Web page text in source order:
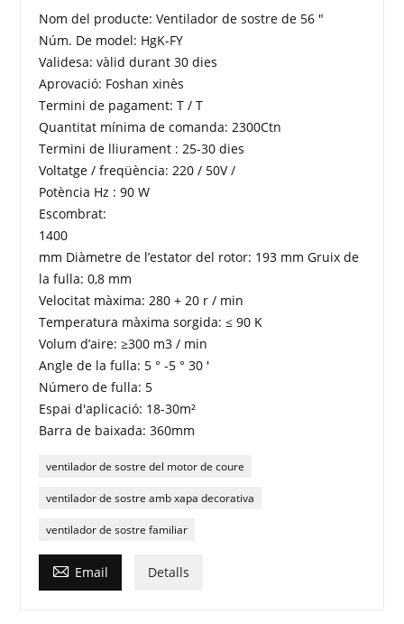
Nom del producte: Ventilador de sostre de 56 "
Núm. De model: HgK-FY
Validesa: vàlid durant 30 dies
Aprovació: Foshan xinès
Termini de pagament: T / T
Quantitat mínima de comanda: 2300Ctn
Termini de lliurament : 25-30 dies
Voltatge / freqüència: 220 / 50V /
Potència Hz : 90 W
Escombrat:
1400
mm Diàmetre de l’estator del rotor: 193 mm Gruix de
la fulla: 0,8 mm
Velocitat màxima: 280 + 20 r / min
Temperatura màxima sorgida: ≤ 90 K
Volum d’aire: ≥300 m3 / min
Angle de la fulla: 5 ° -5 ° 30 '
Número de fulla: 5
Espai d'aplicació: 18-30m²
Barra de baixada: 360mm
ventilador de sostre del motor de coure
ventilador de sostre amb xapa decorativa
ventilador de sostre familiar
 Email Detalls